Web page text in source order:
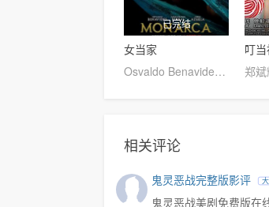
已完结
女当家
Osvaldo Benavides,Francisco Calvillo,Gilberto Aviña Gomez,Juan Manuel Bernal,詹姆斯·海德,Alan Del Castillo,Ramón Medína,Alejandra Toussaint,艾琳·阿苏埃拉
叮
相关评论
鬼灵恶战完整版影评
鬼灵恶战美剧免费版在